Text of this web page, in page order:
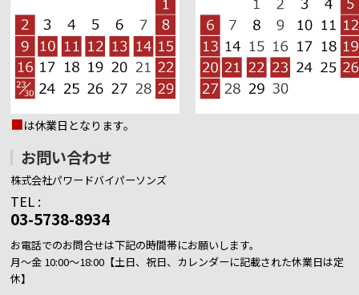
■は休業日となります。
お問い合わせ
株式会社パワードバイパーソンズ
TEL :
03-5738-8934
お電話でのお問合せは下記の時間帯にお願いします。
月～金 10:00～18:00【土日、祝日、カレンダーに記載された休業日は定
休】